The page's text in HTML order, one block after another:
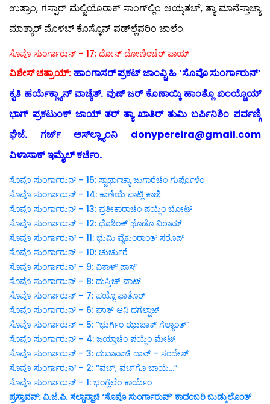
ಉತ್ರಾಂ, ಗಸ್ಪಾರ್ ಮೆಲ್ಖಿಯೊರಾಕ್ ಸಾಂಗ್‍ಲ್ಲಿಂ ಆಯ್ಕತಚ್, ತ್ಯಾ ಮಾನೆಸ್ತಾಚ್ಯಾ
ಮಾತ್ಯಾರ್ ಮೊಳಬ್ ಕೊಸ್ಳೊನ್ ಪಡ್‍ಲ್ಲೆಪರಿಂ ಜಾಲೆಂ.
ಸೊವೊ ಸುಂರ್ಗಾರುನ್ – 17: ದೋನ್ ದೋಣಿಂಚೆರ್ ಪಾಯ್
ವಿಶೇಸ್ ಚತ್ರಾಯ್:ಹಾಂಗಾಸರ್ ಪ್ರಕಟ್ ಜಾಂವ್ಚಿ ಹಿ ‘ಸೊವೊ ಸುಂರ್ಗಾರುನ್’
ಕೃತಿ ಹರ್ಯೆಕ್ಲ್ಯಾನ್ ವಾಚ್ಯೆತ್. ಪುಣ್ ಜರ್ ಕೊಣಾಯ್ಕಿ ಹಾಂತ್ಲೊ ಖಂಯ್ಚೊಯ್
ಭಾಗ್ ಪ್ರಕಟುಂಕ್ ಜಾಯ್ ತರ್ ತ್ಯಾ ಖಾತಿರ್ ತುಮಿ ಬರ್ಪಿನಿಶಿಂ ಪರ್ವಣ್ಗಿ
ಘೆಜೆ. ಗರ್ಜ್ ಆಸ್‍ಲ್ಲ್ಯಾಂನಿ donypereira@gmail.com
ವಿಳಾಸಾಕ್ ಇಮೈಲ್ ಕರ್ಚೆಂ.
ಸೊವೊ ಸುಂರ್ಗಾರುನ್ – 15: ಸ್ವಾರ್ಥಾಚ್ಯಾ ಜುಗಾರೆಚೆಂ ಗುರ್ಪೊಳೆಂ
ಸೊವೊ ಸುಂರ್ಗಾರುನ್ – 14: ಕಾಣಿಯೆ ಪಾಟ್ಲಿ ಕಾಣಿ
ಸೊವೊ ಸುಂರ್ಗಾರುನ್ – 13: ಪ್ರತೀಕಾರಾಚೆಂ ಪಯ್ಲೆಂ ಬೋಟ್
ಸೊವೊ ಸುಂರ್ಗಾರುನ್ – 12: ಧೊಶಿಂಕ್ ಥೊಡೊ ವಿರಾಮ್
ಸೊವೊ ಸುಂರ್ಗಾರುನ್ – 11: ಭುಮಿ ವೈಕುಂಠಾಂತ್ ಸರೊಪ್
ಸೊವೊ ಸುಂರ್ಗಾರುನ್ – 10: ಚುರ್ಚುರೆ
ಸೊವೊ ಸುಂರ್ಗಾರುನ್ – 9: ವಿಕಾಳ್ ಪಾಸ್
ಸೊವೊ ಸುಂರ್ಗಾರುನ್ – 8: ದುಸ್ರಿಚ್ ವಾಟ್
ಸೊವೊ ಸುಂರ್ಗಾರುನ್ – 7: ಪಯ್ಲೊ ಫಾತೊರ್
ಸೊವೊ ಸುಂರ್ಗಾರುನ್ – 6: ಘಾತ್ ಆನಿ ದಗಲ್ಬಾಜ್
ಸೊವೊ ಸುಂರ್ಗಾರುನ್ – 5: “ಭುರ್ಗಿಂ ಝುಜಾಕ್ ಗೆಲ್ಯಾಂತ್”
ಸೊವೊ ಸುಂರ್ಗಾರುನ್ – 4: ಜಯ್ತಾಚೆಂ ಪಯ್ಲೆಂ ಮೇಟ್
ಸೊವೊ ಸುಂರ್ಗಾರುನ್ – 3: ದುಬಾವಾಚಿ ದಾವ್ – ಸಂದೇಶ್
ಸೊವೊ ಸುಂರ್ಗಾರುನ್ – 2: “ವಚ್, ವಚ್‍ಗೊ ಬಾಯೆ…”
ಸೊವೊ ಸುಂರ್ಗಾರುನ್ – 1: ಭಂಗ್ಲೆಲೆಂ ಕಾರ್ಯೆಂ
ಪ್ರಸ್ತಾವನ್: ವಿ.ಜೆ.ಪಿ. ಸಲ್ಡಾನ್ಹಾಚಿ ‘ಸೊವೊ ಸುಂರ್ಗಾರುನ್’ ಕಾದಂಬರಿ ಬುಡ್ಕುಲೊಂತ್